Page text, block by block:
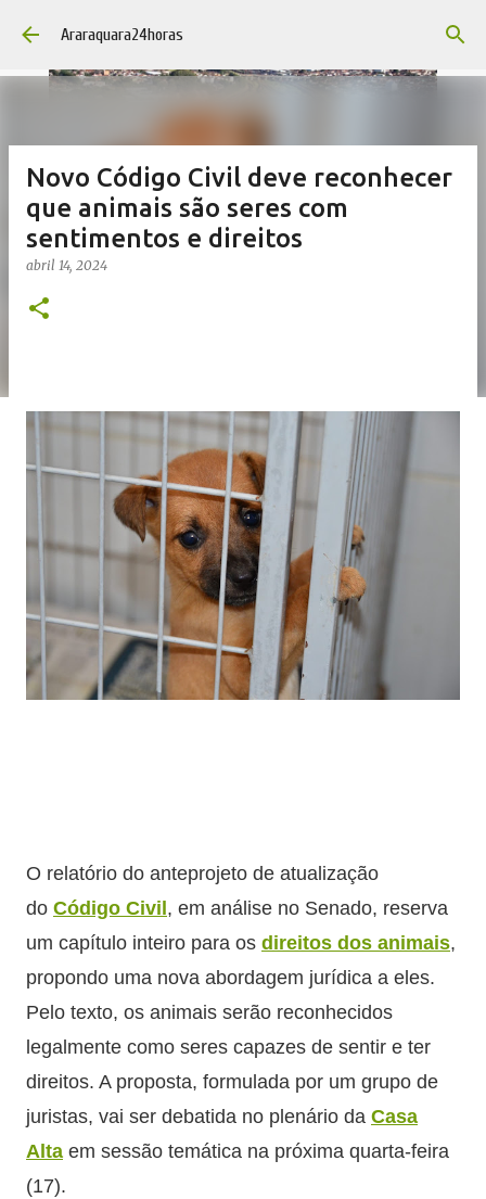
Pular para o conteúdo principal
Araraquara24horas
Novo Código Civil deve reconhecer
que animais são seres com
sentimentos e direitos
abril 14, 2024
O relatório do anteprojeto de atualização
do Código Civil , em análise no Senado, reserva
um capítulo inteiro para os direitos dos animais,
propondo uma nova abordagem jurídica a eles.
Pelo texto, os animais serão reconhecidos
legalmente como seres capazes de sentir e ter
direitos. A proposta, formulada por um grupo de
juristas, vai ser debatida no plenário da Casa
Alta em sessão temática na próxima quarta-feira
(17).